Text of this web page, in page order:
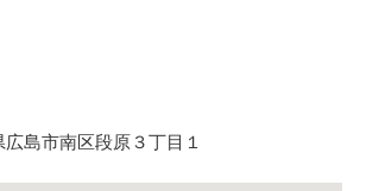
島市南区段原３丁目１